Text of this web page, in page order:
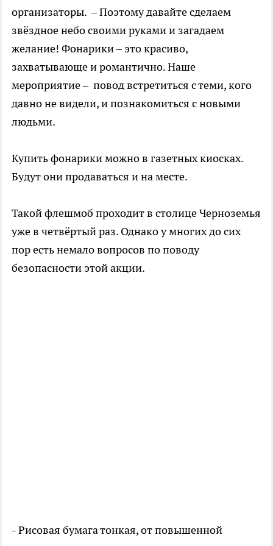
организаторы. – Поэтому давайте сделаем
звёздное небо своими руками и загадаем
желание! Фонарики – это красиво,
захватывающе и романтично. Наше
мероприятие – повод встретиться с теми, кого
давно не видели, и познакомиться с новыми
людьми.
Купить фонарики можно в газетных киосках.
Будут они продаваться и на месте.
Такой флешмоб проходит в столице Черноземья
уже в четвёртый раз. Однако у многих до сих
пор есть немало вопросов по поводу
безопасности этой акции.
- Рисовая бумага тонкая, от повышенной